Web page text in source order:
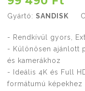
Gyártó: SANDISK
- Rendkívül gyors,
- Különösen ajánlott
és kamerákhoz
- Ideális 4K és Full
formátumú képekhez